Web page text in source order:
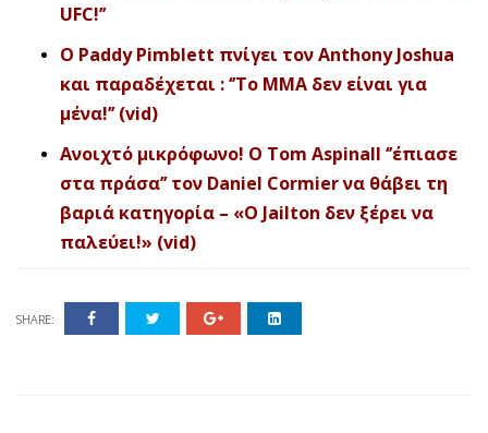
UFC!’’
Ο Paddy Pimblett πνίγει τον Anthony Joshua
και παραδέχεται : ‘’Το ΜΜΑ δεν είναι για
μένα!’’ (vid)
Ανοιχτό μικρόφωνο! Ο Tom Aspinall ‘’έπιασε
στα πράσα’’ τον Daniel Cormier να θάβει τη
βαριά κατηγορία – «Ο Jailton δεν ξέρει να
παλεύει!» (vid)
SHARE: